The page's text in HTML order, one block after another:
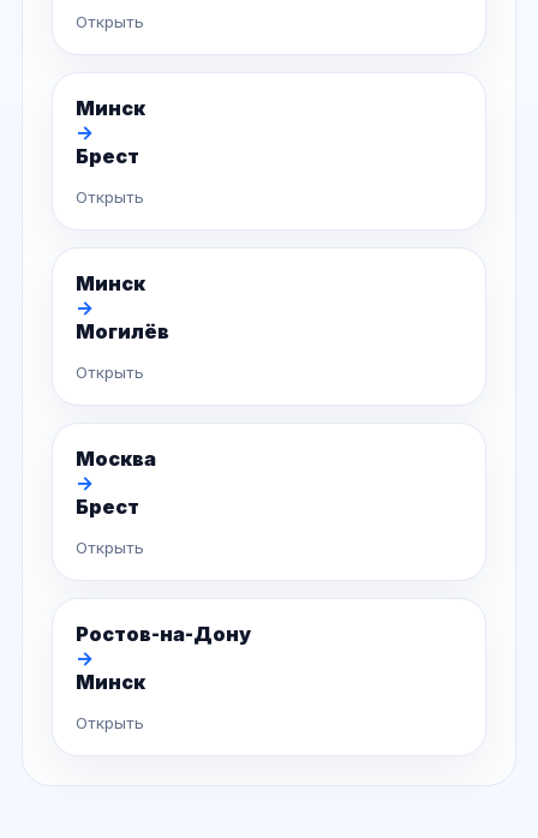
Открыть
Минск
→
Брест
Открыть
Минск
→
Могилёв
Открыть
Москва
→
Брест
Открыть
Ростов-на-Дону
→
Минск
Открыть